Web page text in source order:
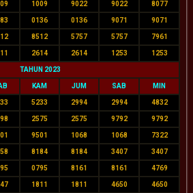
1009 9022 9022 8077
0136 0136 9071 9071
8512 5757 5757 7961
2614 2614 1253 1253
TAHUN 2023
KAM JUM SAB MIN
5233 2994 2994 4832
2575 2575 9792 9792
9501 1068 1068 7322
8184 8184 3407 3407
0795 8161 8161 4769
1811 1811 4650 4650